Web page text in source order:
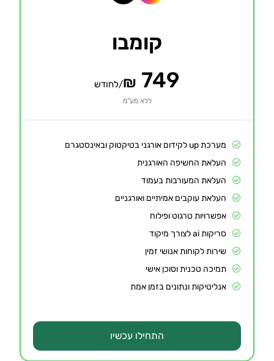
קומבו
ללא מע"מ
749
₪/לחודש
מערכת up לקידום אורגני בטיקטוק ובאינסטגרם
העלאת החשיפה האורגנית
העלאת המעורבות בעמוד
העלאת עוקבים אמיתיים ואורגניים
אפשרויות טרגוט ופילוח
סריקות ai לצורך מיקוד
שירות לקוחות אנושי זמין
תמיכה טכנית וסוכן אישי
אנליטיקות ונתונים בזמן אמת
התחילו עכשיו